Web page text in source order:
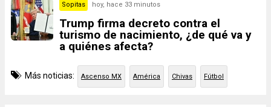
Sopitas hoy, hace 33 minutos
Trump firma decreto contra el
turismo de nacimiento, ¿de qué va y
a quiénes afecta?
Más noticias: Ascenso MX América Chivas Fútbol